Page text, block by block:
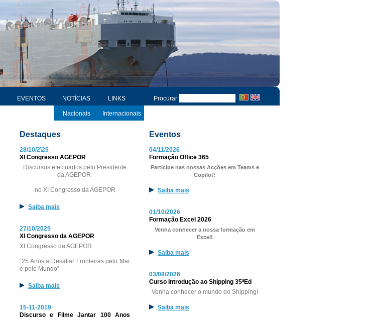
EVENTOS NOTÍCIAS LINKS Procurar
Nacionais Internacionais
Destaques
28/10/2\25
XI Congresso AGEPOR
Discursos efectuados pelo Presidente
da AGEPOR
no XI Congresso da AGEPOR
Saiba mais
27/10/2025
XI Congresso da AGEPOR
XI Congresso da AGEPOR
“25 Anos a Desafiar Fronteiras pelo Mar
e pelo Mundo”
Saiba mais
15-11-2019
Discurso e Filme Jantar 100 Anos
Eventos
04/11/2026
Formação Office 365
Participe nas nossas Acções em Teams e
Copilot!
Saiba mais
01/10/2026
Formação Excel 2026
Venha conhecer a nossa formação em
Excel!
Saiba mais
03/08/2026
Curso Introdução ao Shipping 35ªEd
Venha conhecer o mundo do Shipping!
Saiba mais